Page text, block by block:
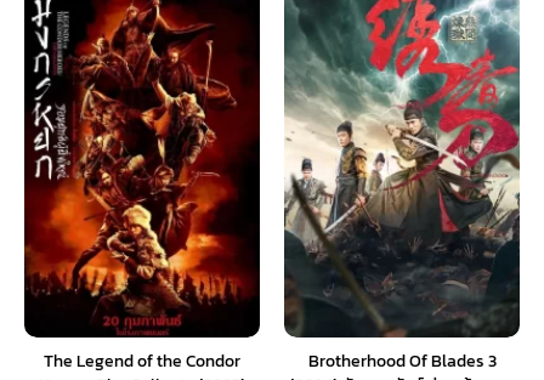
The Legend of the Condor
Brotherhood Of Blades 3